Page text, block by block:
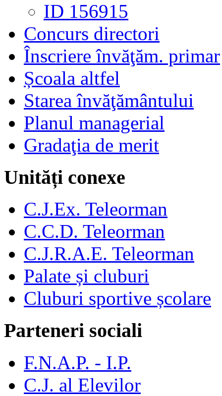
ID 156915
Concurs directori
Înscriere învăţăm. primar
Școala altfel
Starea învăţământului
Planul managerial
Gradaţia de merit
Unități conexe
C.J.Ex. Teleorman
C.C.D. Teleorman
C.J.R.A.E. Teleorman
Palate și cluburi
Cluburi sportive școlare
Parteneri sociali
F.N.A.P. - I.P.
C.J. al Elevilor